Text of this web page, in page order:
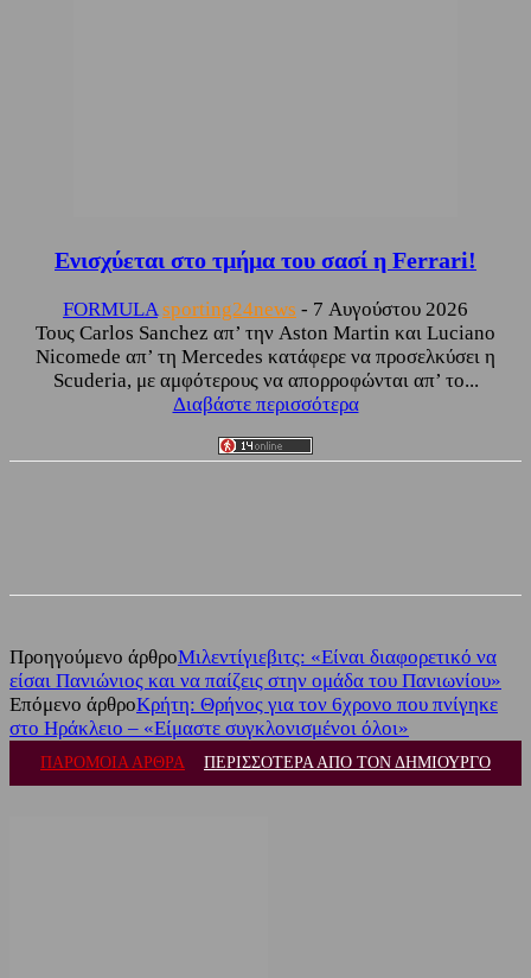
Ενισχύεται στο τμήμα του σασί η Ferrari!
FORMULA sporting24news - 7 Αυγούστου 2026
Τους Carlos Sanchez απ’ την Aston Martin και Luciano
Nicomede απ’ τη Mercedes κατάφερε να προσελκύσει η
Scuderia, με αμφότερους να απορροφώνται απ’ το...
Διαβάστε περισσότερα
Προηγούμενο άρθροΜιλεντίγιεβιτς: «Είναι διαφορετικό να
είσαι Πανιώνιος και να παίζεις στην ομάδα του Πανιωνίου»
Επόμενο άρθροΚρήτη: Θρήνος για τον 6χρονο που πνίγηκε
στο Ηράκλειο – «Είμαστε συγκλονισμένοι όλοι»
ΠΑΡΟΜΟΙΑ ΑΡΘΡΑ ΠΕΡΙΣΣΟΤΕΡΑ ΑΠΟ ΤΟΝ ΔΗΜΙΟΥΡΓΟ